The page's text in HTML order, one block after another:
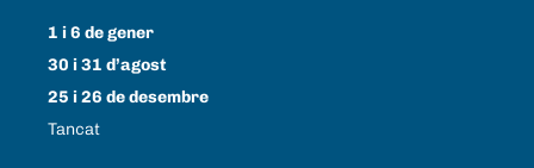
1 i 6 de gener
30 i 31 d’agost
25 i 26 de desembre
Tancat